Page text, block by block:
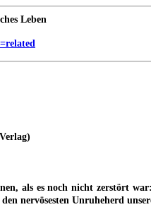
Leben
als es noch nicht zerstört
nervösesten Unruheherd